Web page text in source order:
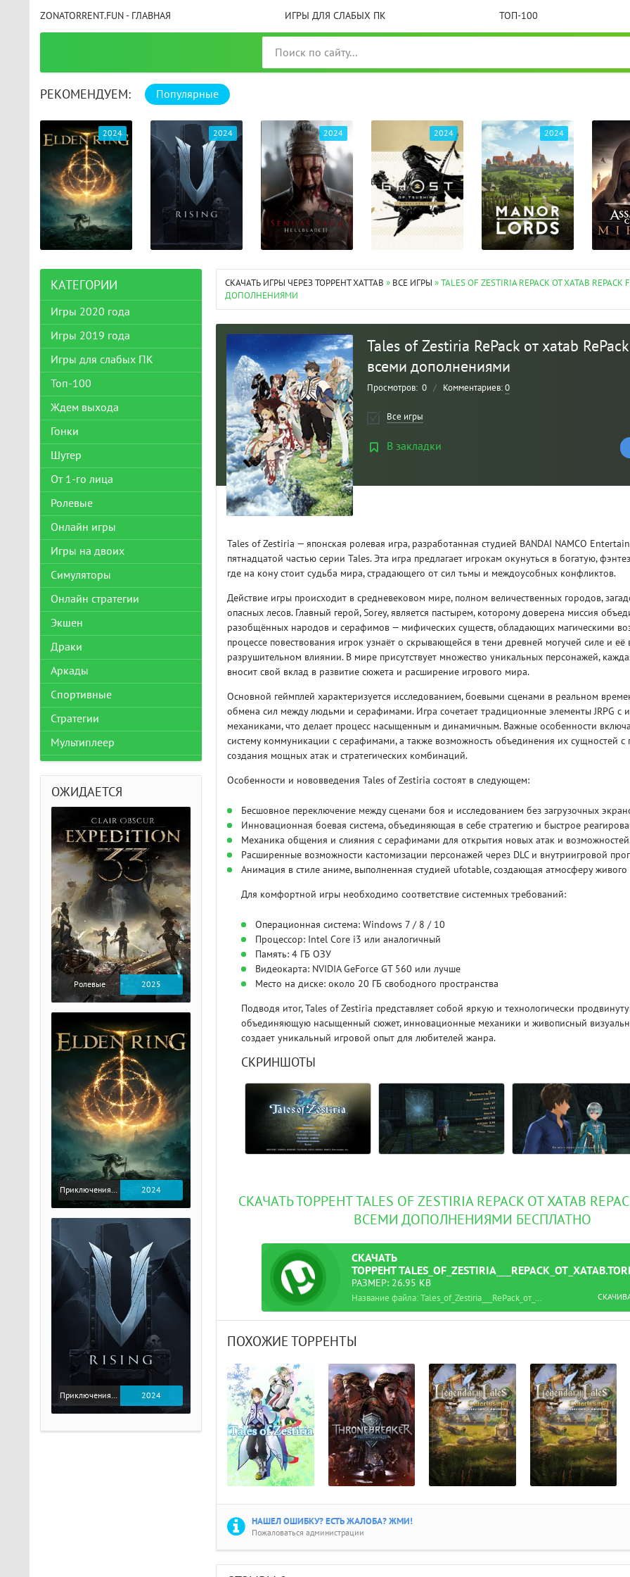
ZONATORRENT.FUN - ГЛАВНАЯ ИГРЫ ДЛЯ СЛАБЫХ ПК ТОП-100
РЕКОМЕНДУЕМ: Популярные
2024 2024 2024 2024 2024
СКАЧАТЬ ИГРЫ ЧЕРЕЗ ТОРРЕНТ XATTAB » ВСЕ ИГРЫ » TALES OF ZESTIRIA REPACK ОТ XATAB
ДОПОЛНЕНИЯМИ
Tales of Zestiria RePack от xatab
всеми дополнениями
Просмотров: 0 / Комментариев:0
Все игры
В закладки
Tales of Zestiria — японская ролевая игра, разработанная студией BANDAI NAMCO
пятнадцатой частью серии Tales. Эта игра предлагает игрокам окунуться в богатую,
где на кону стоит судьба мира, страдающего от сил тьмы и междоусобных конфликтов.
Действие игры происходит в средневековом мире, полном величественных городов,
опасных лесов. Главный герой, Sorey, является пастырем, которому доверена миссия
разобщённых народов и серафимов — мифических существ, обладающих магическими
процессе повествования игрок узнаёт о скрывающейся в тени древней могучей силе и
разрушительном влиянии. В мире присутствует множество уникальных персонажей,
вносит свой вклад в развитие сюжета и расширение игрового мира.
Основной геймплей характеризуется исследованием, боевыми сценами в реальном
обмена сил между людьми и серафимами. Игра сочетает традиционные элементы JRPG с
механиками, что делает процесс насыщенным и динамичным. Важные особенности
систему коммуникации с серафимами, а также возможность объединения их сущностей с
создания мощных атак и стратегических комбинаций.
Особенности и нововведения Tales of Zestiria состоят в следующем:
Бесшовное переключение между сценами боя и исследованием без загрузочных
Инновационная боевая система, объединяющая в себе стратегию и быстрое
Механика общения и слияния с серафимами для открытия новых атак и
Расширенные возможности кастомизации персонажей через DLC и внутриигровой
Анимация в стиле аниме, выполненная студией ufotable, создающая атмосферу
Для комфортной игры необходимо соответствие системных требований:
Операционная система: Windows 7 / 8 / 10
Процессор: Intel Core i3 или аналогичный
Память: 4 ГБ ОЗУ
Видеокарта: NVIDIA GeForce GT 560 или лучше
Место на диске: около 20 ГБ свободного пространства
Подводя итог, Tales of Zestiria представляет собой яркую и технологически
объединяющую насыщенный сюжет, инновационные механики и живописный
создает уникальный игровой опыт для любителей жанра.
СКРИНШОТЫ
СКАЧАТЬ ТОРРЕНТ TALES OF ZESTIRIA REPACK ОТ XATAB
ВСЕМИ ДОПОЛНЕНИЯМИ БЕСПЛАТНО
СКАЧАТЬ
ТОРРЕНТ
РАЗМЕР: 26.95 KB
Название файла: Tales_of_Zestiria___RePack_от_xatab.torrent
ПОХОЖИЕ ТОРРЕНТЫ
НАШЕЛ ОШИБКУ? ЕСТЬ ЖАЛОБА? ЖМИ!
Пожаловаться администрации
КАТЕГОРИИ
Игры 2020 года
Игры 2019 года
Игры для слабых ПК
Топ-100
Ждем выхода
Гонки
Шутер
От 1-го лица
Ролевые
Онлайн игры
Игры на двоих
Симуляторы
Онлайн стратегии
Экшен
Драки
Аркады
Спортивные
Стратегии
Мультиплеер
ОЖИДАЕТСЯ
Ролевые 2025
Приключения / Экшен / Ролевые 2024
Приключения / Экшен 2024
CLAIR OBSCUR: EXPEDITION 33 НА
РУССКОМ НА ПК
Рейтинг
ELDEN RING ДОПОЛНЕНИЕ
SHADOW OF THE ERDTREE
V RISING V